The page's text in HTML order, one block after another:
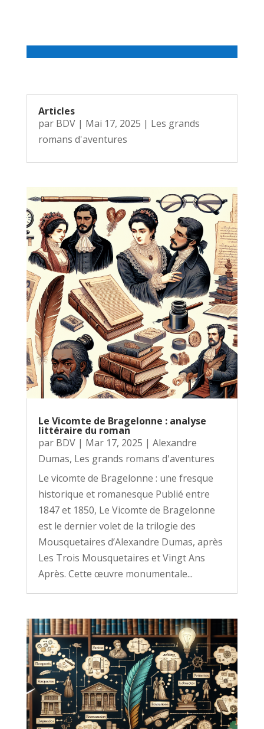
Articles
par BDV| Mai 17, 2025 | Les grands
romans d'aventures
Le Vicomte de Bragelonne : analyse
littéraire du roman
par BDV| Mar 17, 2025 | Alexandre
Dumas, Les grands romans d'aventures
Le vicomte de Bragelonne : une fresque
historique et romanesque Publié entre
1847 et 1850, Le Vicomte de Bragelonne
est le dernier volet de la trilogie des
Mousquetaires d’Alexandre Dumas, après
Les Trois Mousquetaires et Vingt Ans
Après. Cette œuvre monumentale...